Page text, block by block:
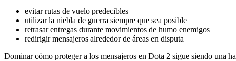
evitar rutas de vuelo predecibles
utilizar la niebla de guerra siempre que sea posible
retrasar entregas durante movimientos de humo enemigos
redirigir mensajeros alrededor de áreas en disputa
Dominar cómo proteger a los mensajeros en Dota 2 sigue siendo una